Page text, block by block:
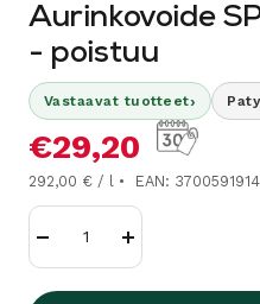
Aurinkovoide
- poistuu
Vastaavat tuotteet›
Alennushinta
€29,20
292,00 € / l EAN:
Lisää